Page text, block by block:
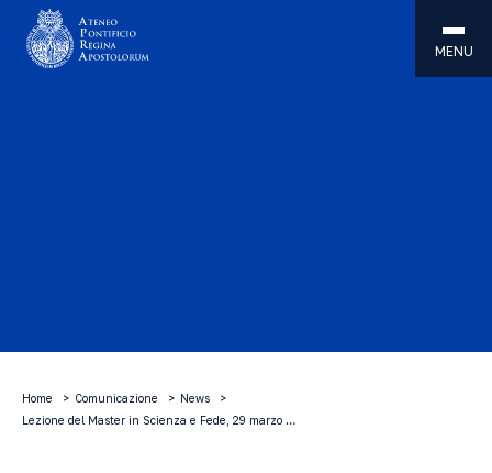
MENU
Home Comunicazione
News
Lezione del Master in Scienza e Fede, 29 marzo …